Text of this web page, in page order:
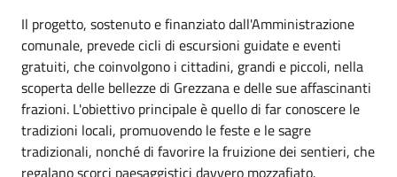
Il progetto, sostenuto e finanziato dall'Amministrazione
comunale, prevede cicli di escursioni guidate e eventi
gratuiti, che coinvolgono i cittadini, grandi e piccoli, nella
scoperta delle bellezze di Grezzana e delle sue affascinanti
frazioni. L'obiettivo principale è quello di far conoscere le
tradizioni locali, promuovendo le feste e le sagre
tradizionali, nonché di favorire la fruizione dei sentieri, che
regalano scorci paesaggistici davvero mozzafiato.